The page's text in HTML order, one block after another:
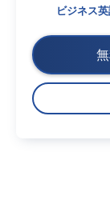
ビジネス